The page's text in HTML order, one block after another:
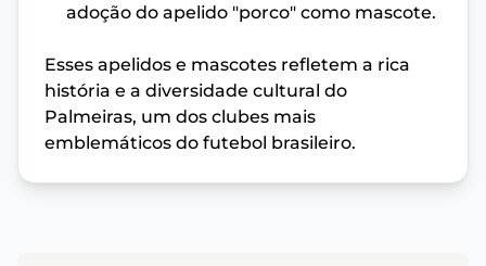
adoção do apelido "porco" como mascote.
Esses apelidos e mascotes refletem a rica
história e a diversidade cultural do
Palmeiras, um dos clubes mais
emblemáticos do futebol brasileiro.